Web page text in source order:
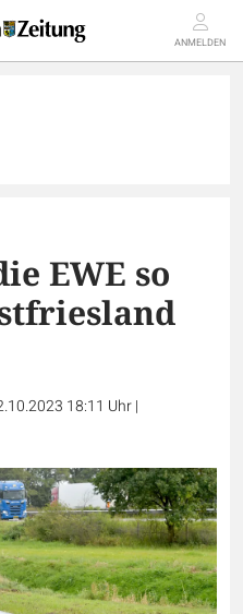
ANMELDEN
EWE so
18:11 Uhr|